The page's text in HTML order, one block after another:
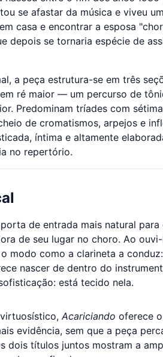
se afastar da música e viveu
casa e encontrar a esposa
depois se tornaria espécie de
a peça estrutura-se em três
ré maior — um percurso de
Predominam tríades com
de cromatismos, arpejos e
íntima e altamente
no repertório.
de entrada mais natural
de seu lugar no choro. Ao
modo como a clarineta a
nascer de dentro do
está tecido nela.
virtuosístico,Acariciando oferece
evidência, sem que a peça
dois títulos juntos mostram a